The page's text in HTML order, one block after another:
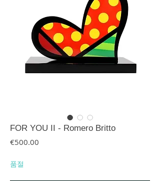
FOR YOU II - Romero Britto
€500.00
품절